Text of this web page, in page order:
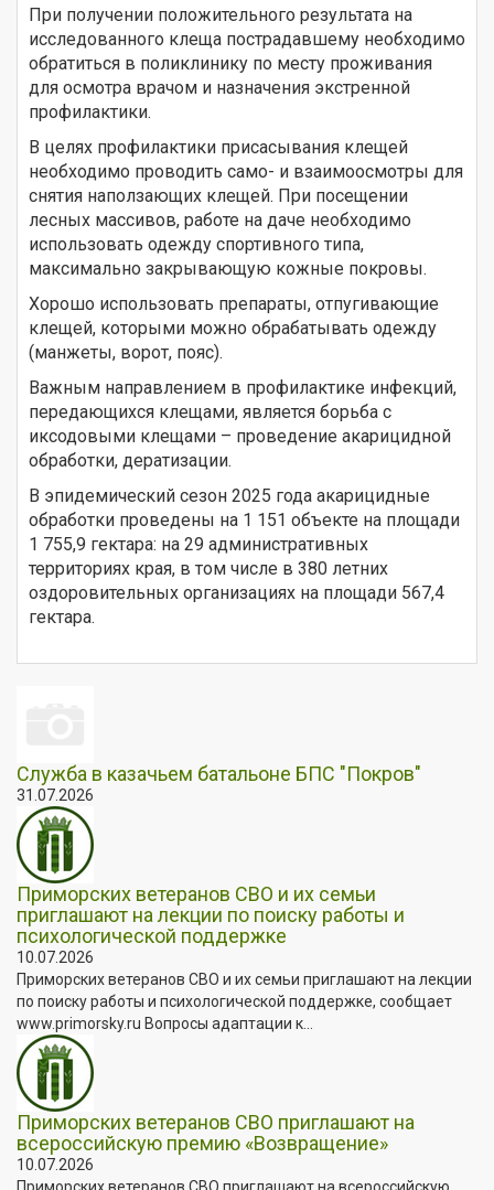
При получении положительного результата на
исследованного клеща пострадавшему необходимо
обратиться в поликлинику по месту проживания
для осмотра врачом и назначения экстренной
профилактики.
В целях профилактики присасывания клещей
необходимо проводить само- и взаимоосмотры для
снятия наползающих клещей. При посещении
лесных массивов, работе на даче необходимо
использовать одежду спортивного типа,
максимально закрывающую кожные покровы.
Хорошо использовать препараты, отпугивающие
клещей, которыми можно обрабатывать одежду
(манжеты, ворот, пояс).
Важным направлением в профилактике инфекций,
передающихся клещами, является борьба с
иксодовыми клещами – проведение акарицидной
обработки, дератизации.
В эпидемический сезон 2025 года акарицидные
обработки проведены на 1 151 объекте на площади
1 755,9 гектара: на 29 административных
территориях края, в том числе в 380 летних
оздоровительных организациях на площади 567,4
гектара.
Служба в казачьем батальоне БПС "Покров"
31.07.2026
Приморских ветеранов СВО и их семьи
приглашают на лекции по поиску работы и
психологической поддержке
10.07.2026
Приморских ветеранов СВО и их семьи приглашают на лекции
по поиску работы и психологической поддержке, сообщает
www.primorsky.ru Вопросы адаптации к...
Приморских ветеранов СВО приглашают на
всероссийскую премию «Возвращение»
10.07.2026